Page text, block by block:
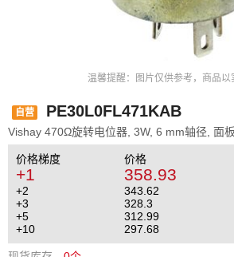
温馨提醒：图片仅供参考，商品以
自营 PE30L0FL471KAB
Vishay 470Ω旋转电位器, 3W, 6 mm轴径, 面
价格梯度 价格
+1 358.93
+2
343.62
+3
328.3
+5
312.99
+10
297.68